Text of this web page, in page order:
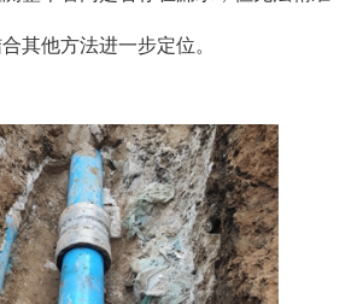
其他方法进一步定位。